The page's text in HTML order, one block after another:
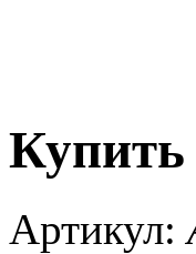
Артикул: